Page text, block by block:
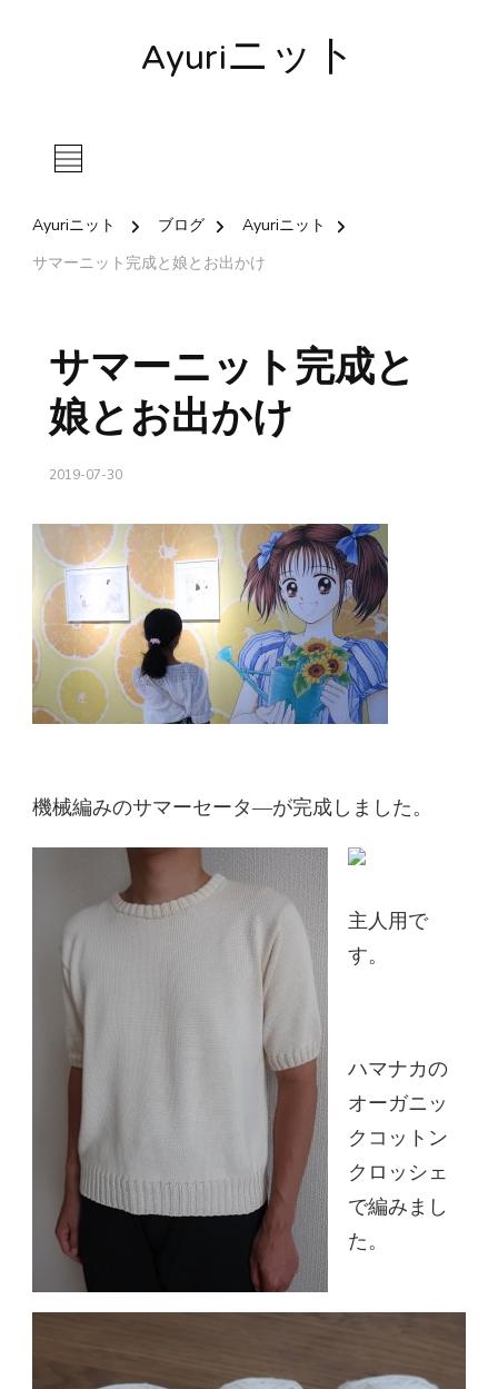
Ayuriニット
Ayuriニット ブログ
Ayuriニット
サマーニット完成と娘とお出かけ
サマーニット完成と
娘とお出かけ
2019-07-30
機械編みのサマーセータ―が完成しました。
主人用で
す。
ハマナカの
オーガニッ
クコットン
クロッシェ
で編みまし
た。